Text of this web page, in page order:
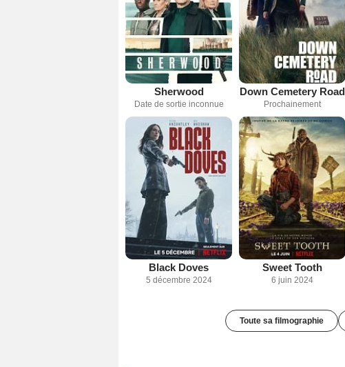
Sherwood
Date de sortie inconnue
Down Cemetery Road
Prochainement
Black Doves
5 décembre 2024
Sweet Tooth
6 juin 2024
Toute sa filmographie